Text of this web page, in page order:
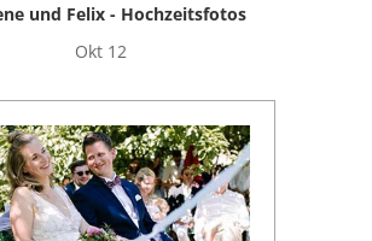
und Felix - Hochzeitsfotos
Okt 12